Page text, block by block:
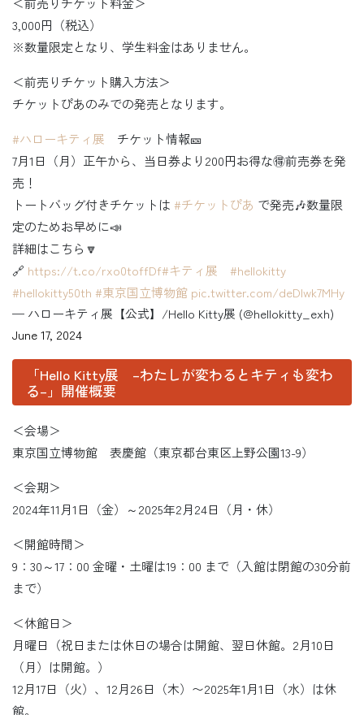
3,000円（税込）
※数量限定となり、学生料金はありません。
＜前売りチケット購入方法＞
チケットぴあのみでの発売となります。
#ハローキティ展 チケット情報🎫
7月1日（月）正午から、当日券より200円お得な🉐前売券を発
売！
トートバッグ付きチケットは #チケットぴあ で発売🎶数量限
定のためお早めに📣
詳細はこちら🔽
🔗 https://t.co/rxo0toffDf#キティ展
#hellokitty
#hellokitty50th #東京国立博物館 pic.twitter.com/deDIwk7MHy
— ハローキティ展【公式】/Hello Kitty展 (@hellokitty_exh)
June 17, 2024
「Hello Kitty展 –わたしが変わるとキティも変わ
る–」開催概要
＜会場＞
東京国立博物館 表慶館（東京都台東区上野公園13-9）
＜会期＞
2024年11月1日（金）～2025年2月24日（月・休）
＜開館時間＞
9：30～17：00 金曜・土曜は19：00 まで（入館は閉館の30分前
まで）
＜休館日＞
月曜日（祝日または休日の場合は開館、翌日休館。2月10日
（月）は開館。）
12月17日（火）、12月26日（木）〜2025年1月1日（水）は休
館。